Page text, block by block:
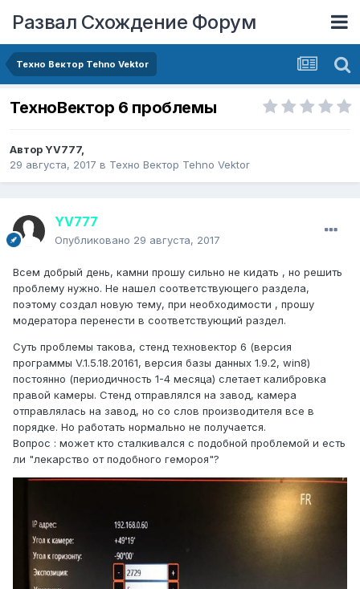
Развал Схождение Форум
Техно Вектор Tehno Vektor
ТехноВектор 6 проблемы
АвторYV777,
29 августа, 2017 в Техно Вектор Tehno Vektor
YV777
Опубликовано 29 августа, 2017
Всем добрый день, камни прошу сильно не кидать , но решить
проблему нужно. Не нашел соответствующего раздела,
поэтому создал новую тему, при необходимости , прошу
модератора перенести в соответствующий раздел.
Суть проблемы такова, стенд техновектор 6 (версия
программы V.1.5.18.20161, версия базы данных 1.9.2, win8)
постоянно (периодичность 1-4 месяца) слетает калибровка
правой камеры. Стенд отправлялся на завод, камера
отправлялась на завод, но со слов производителя все в
порядке. Но работать нормально не получается.
Вопрос : может кто сталкивался с подобной проблемой и есть
ли "лекарство от подобного гемороя"?